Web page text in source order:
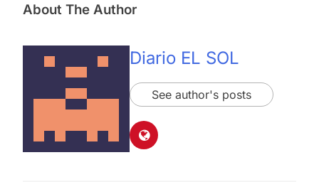
About The Author
Diario EL SOL
See author's posts